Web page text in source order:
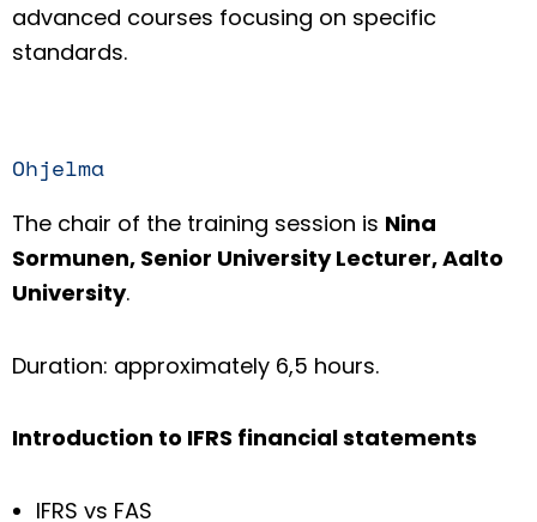
advanced courses focusing on specific
standards.
Ohjelma
The chair of the training session is Nina
Sormunen, Senior University Lecturer, Aalto
University.
Duration: approximately 6,5 hours.
Introduction to IFRS financial statements
IFRS vs FAS